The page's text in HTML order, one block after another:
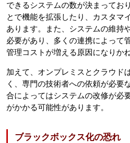
できるシステムの数が決まってお
とで機能を拡張したり、カスタマ
あります。また、システムの維持
必要があり、多くの連携によって
管理コストが増える原因になりか
加えて、オンプレミスとクラウド
く、専門の技術者への依頼が必要
合によってはシステムの改修が必
がかかる可能性があります。
ブラックボックス化の恐れ